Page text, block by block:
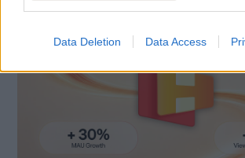
Data Deletion Data Access